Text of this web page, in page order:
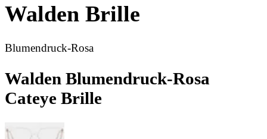
Walden Brille
Blumendruck-Rosa
Walden Blumendruck-Rosa
Cateye Brille